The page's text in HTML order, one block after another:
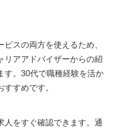
スの両方を使えるため、
リアアドバイザーからの紹
す。30代で職種経験を活か
すめです。
人をすぐ確認できます。通